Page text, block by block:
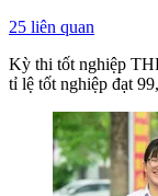
25 liên quan
Kỳ thi tốt nghiệp
tỉ lệ tốt nghiệp đạt